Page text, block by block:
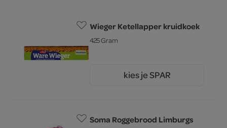
Wieger Ketellapper kruidkoek
425 Gram
kies je SPAR
Soma Roggebrood Limburgs